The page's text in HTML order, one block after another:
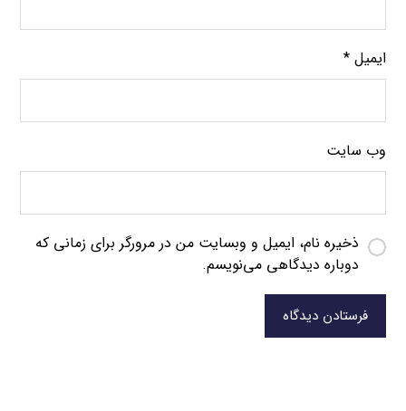
ایمیل*
وب‌ سایت
ذخیره نام، ایمیل و وبسایت من در مرورگر برای زمانی که
دوباره دیدگاهی می‌نویسم.
فرستادن دیدگاه